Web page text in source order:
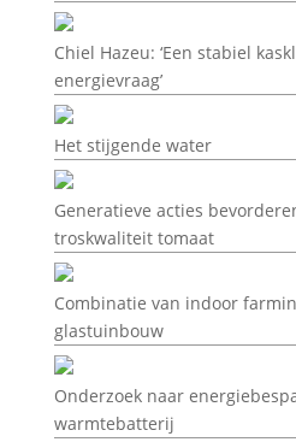
Chiel Hazeu: ‘Een stabiel
energievraag’
Het stijgende water
Generatieve acties
troskwaliteit tomaat
Combinatie van indoor
glastuinbouw
Onderzoek naar
warmtebatterij